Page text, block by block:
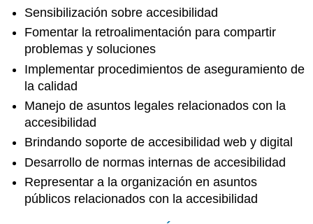
Accesibilidad
Digital
Adquisiciones
Auditoría
de
Accesibilidad
y
Aseguramiento
de
Calidad
Monitoreo
Revisiones
Periódicas
Sensibilización sobre accesibilidad
Fomentar la retroalimentación para compartir
problemas y soluciones
Implementar procedimientos de aseguramiento de
la calidad
Manejo de asuntos legales relacionados con la
accesibilidad
Brindando soporte de accesibilidad web y digital
Desarrollo de normas internas de accesibilidad
Representar a la organización en asuntos
públicos relacionados con la accesibilidad